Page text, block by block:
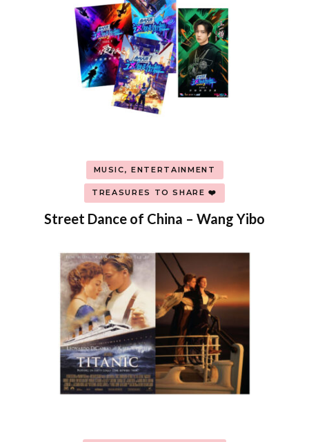
MUSIC, ENTERTAINMENT
TREASURES TO SHARE ❤️
Street Dance of China – Wang Yibo